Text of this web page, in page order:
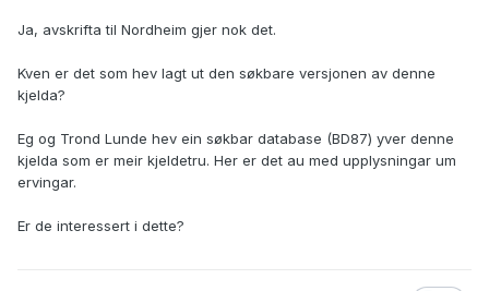
Ja, avskrifta til Nordheim gjer nok det.
Kven er det som hev lagt ut den søkbare versjonen av denne
kjelda?
Eg og Trond Lunde hev ein søkbar database (BD87) yver denne
kjelda som er meir kjeldetru. Her er det au med upplysningar um
ervingar.
Er de interessert i dette?